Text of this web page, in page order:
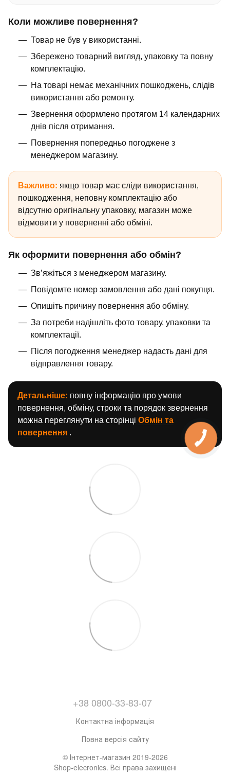
Коли можливе повернення?
Товар не був у використанні.
Збережено товарний вигляд, упаковку та повну
комплектацію.
На товарі немає механічних пошкоджень, слідів
використання або ремонту.
Звернення оформлено протягом 14 календарних
днів після отримання.
Повернення попередньо погоджене з
менеджером магазину.
Важливо: якщо товар має сліди використання,
пошкодження, неповну комплектацію або
відсутню оригінальну упаковку, магазин може
відмовити у поверненні або обміні.
Як оформити повернення або обмін?
Зв’яжіться з менеджером магазину.
Повідомте номер замовлення або дані покупця.
Опишіть причину повернення або обміну.
За потреби надішліть фото товару, упаковки та
комплектації.
Після погодження менеджер надасть дані для
відправлення товару.
Детальніше: повну інформацію про умови
повернення, обміну, строки та порядок звернення
можна переглянути на сторінці Обмін та
повернення .
+38 0800-33-83-07
Контактна інформація
Повна версія сайту
© Інтернет-магазин 2019-2026
Shop-elecronics. Всі права захищені